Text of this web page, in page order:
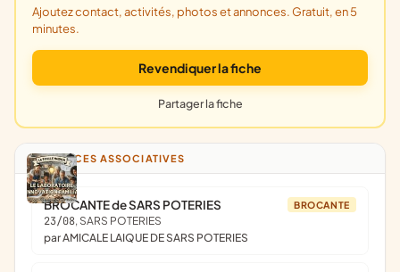
Ajoutez contact, activités, photos et annonces. Gratuit, en 5
minutes.
Revendiquer la fiche
Partager la fiche
ANNONCES ASSOCIATIVES
BROCANTE
BROCANTE de SARS POTERIES
23/08, SARS POTERIES
par AMICALE LAIQUE DE SARS POTERIES